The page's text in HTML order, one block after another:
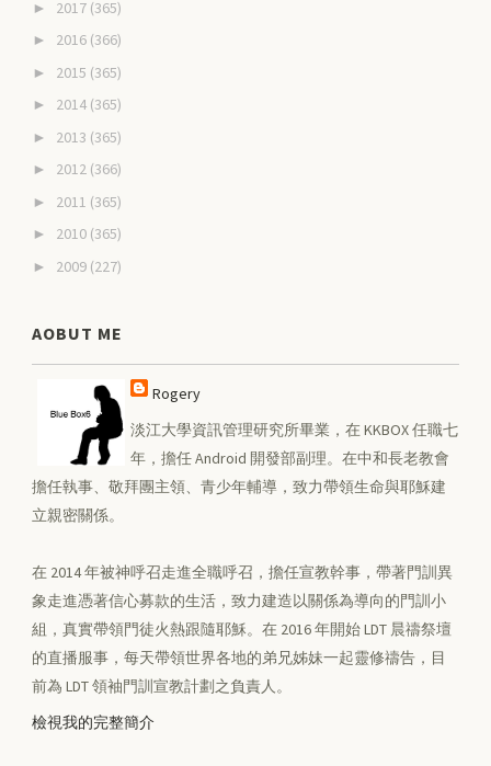
► 2017 (365)
► 2016 (366)
► 2015 (365)
► 2014 (365)
► 2013 (365)
► 2012 (366)
► 2011 (365)
► 2010 (365)
► 2009 (227)
AOBUT ME
Rogery
淡江大學資訊管理研究所畢業，在 KKBOX 任職七
年，擔任 Android 開發部副理。在中和長老教會
擔任執事、敬拜團主領、青少年輔導，致力帶領生命與耶穌建
立親密關係。
在 2014 年被神呼召走進全職呼召，擔任宣教幹事，帶著門訓異
象走進憑著信心募款的生活，致力建造以關係為導向的門訓小
組，真實帶領門徒火熱跟隨耶穌。在 2016 年開始 LDT 晨禱祭壇
的直播服事，每天帶領世界各地的弟兄姊妹一起靈修禱告，目
前為 LDT 領袖門訓宣教計劃之負責人。
檢視我的完整簡介